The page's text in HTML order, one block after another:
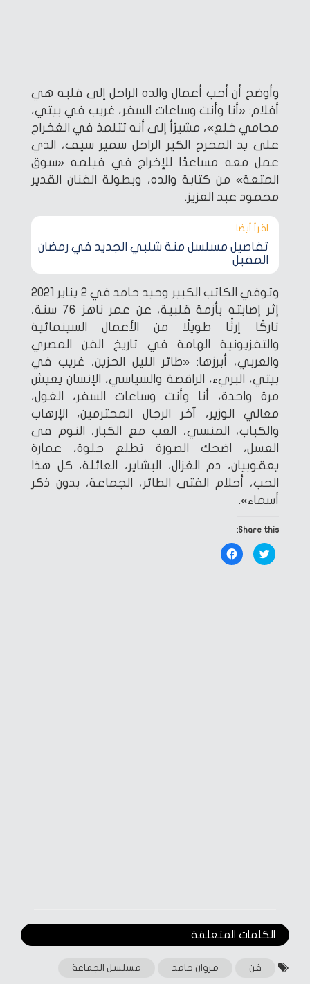
وأوضح أن أحب أعمال والده الراحل إلى قلبه هي
أفلام: «أنا وأنت وساعات السفر، غريب في بيتي،
محامي خلع»، مشيرًأ إلى أنه تتلمذ في الغخراج
على يد المخرج الكير الراحل سمير سيف، الذي
عمل معه مساعدًا للإخراج في فيلمه «سوق
المتعة» من كتابة والده، وبطولة الفنان القدير
محمود عبد العزيز.
اقرأ أيضا‎
تفاصيل مسلسل منة شلبي الجديد في رمضان
المقبل
وتوفي الكاتب الكبير وحيد حامد في 2 يناير 2021
إثر إصابته بأزمة قلبية، عن عمر ناهز 76 سنة،
تاركًا إرثًا طويلًا من الأعمال السينمائية
والتفزيونية الهامة في تاريخ الفن المصري
والعربي، أبرزها: «طائر الليل الحزين، غريب في
بيتي، البريء، الراقصة والسياسي، الإنسان يعيش
مرة واحدة، أنا وأنت وساعات السفر، الغول،
معالي الوزير، آخر الرجال المحترمين، الإرهاب
والكباب، المنسي، العب مع الكبار، النوم في
العسل، اضحك الصورة تطلع حلوة، عمارة
يعقوبيان، دم الغزال، البشاير، العائلة، كل هذا
الحب، أحلام الفتى الطائر، الجماعة، بدون ذكر
أسماء».
Share this:
Click
to
share
Click
to
الكلمات المتعلقة‎
فن مروان حامد مسلسل الجماعة